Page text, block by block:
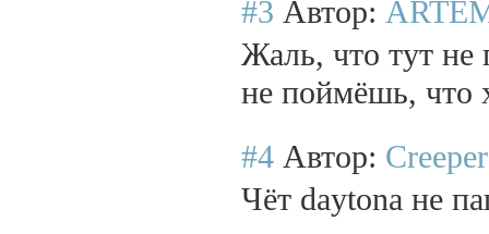
#3 Автор:
Жаль, что тут не
не поймёшь, что
#4 Автор: Creeper
Чёт daytona не